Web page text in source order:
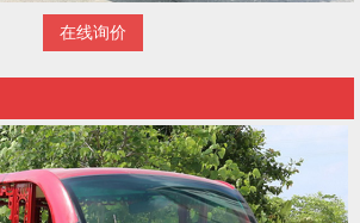
在线询价